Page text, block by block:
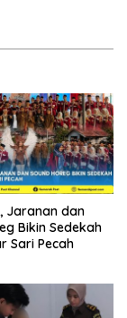
Jaranan dan
Bikin Sedekah
Sari Pecah